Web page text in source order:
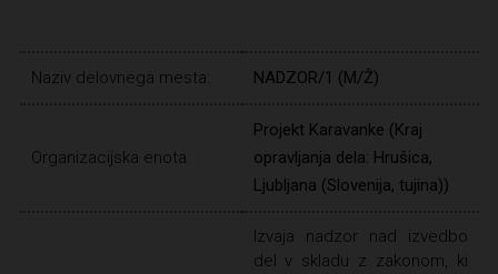
Naziv delovnega mesta: NADZOR/1 (M/Ž)
Organizacijska enota:
Projekt Karavanke (Kraj
opravljanja dela: Hrušica,
Ljubljana (Slovenija, tujina))
Izvaja nadzor nad izvedbo
del v skladu z zakonom, ki